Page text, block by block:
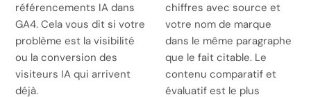
référencements IA dans
GA4. Cela vous dit si votre
problème est la visibilité
ou la conversion des
visiteurs IA qui arrivent
déjà.
chiffres avec source et
votre nom de marque
dans le même paragraphe
que le fait citable. Le
contenu comparatif et
évaluatif est le plus